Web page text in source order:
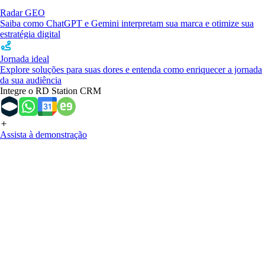
Radar GEO
Saiba como ChatGPT e Gemini interpretam sua marca e otimize sua
estratégia digital
Jornada ideal
Explore soluções para suas dores e entenda como enriquecer a jornada
da sua audiência
Integre o RD Station CRM
Assista à demonstração